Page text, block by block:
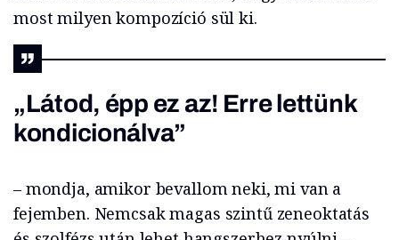
most milyen kompozíció sül ki.
„Látod, épp ez az! Erre lettünk
kondicionálva”
– mondja, amikor bevallom neki, mi van a
fejemben. Nemcsak magas szintű zeneoktatás